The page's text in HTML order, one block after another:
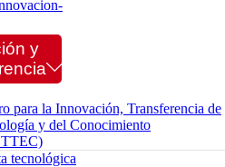
y
para la Innovación, Transferencia de
y del Conocimiento
tecnológica